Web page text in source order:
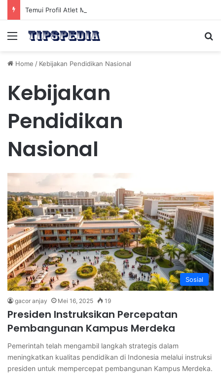
Menu
Home / Kebijakan Pendidikan Nasional
Kebijakan
Pendidikan
Nasional
Sosial
gacor anjay Mei 16, 2025 19
Presiden Instruksikan Percepatan
Pembangunan Kampus Merdeka
Pemerintah telah mengambil langkah strategis dalam
meningkatkan kualitas pendidikan di Indonesia melalui instruksi
presiden untuk mempercepat pembangunan Kampus Merdeka.